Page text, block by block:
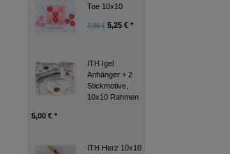
Toe 10x10
7,00 €5,25 € *
ITH Igel
Anhänger + 2
Stickmotive,
10x10 Rahmen
5,00 € *
ITH Herz 10x10